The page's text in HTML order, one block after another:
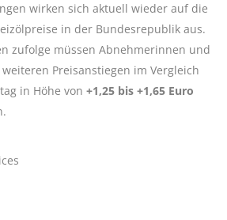
wirken sich aktuell wieder auf die
in der Bundesrepublik aus.
zufolge müssen Abnehmerinnen und
Preisanstiegen im Vergleich
in Höhe von +1,25 bis +1,65 Euro